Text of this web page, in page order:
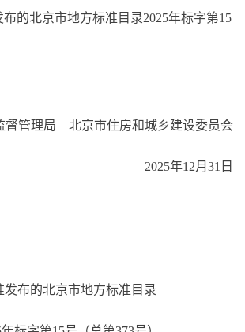
北京市地方标准目录2025年标字第15
督管理局 北京市住房和城乡建设委员会
2025年12月31日
发布的北京市地方标准目录